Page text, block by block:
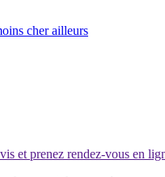
cher ailleurs
et prenez rendez-vous en